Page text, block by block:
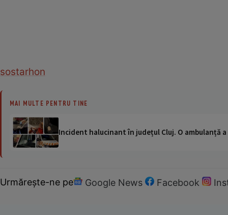
sostarhon
MAI MULTE PENTRU TINE
Incident halucinant în județul Cluj. O ambulanță
Urmărește-ne pe Google News Facebook